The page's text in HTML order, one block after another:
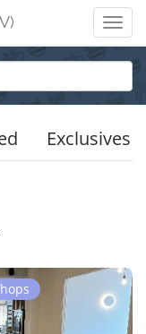
Menu
Exclusives